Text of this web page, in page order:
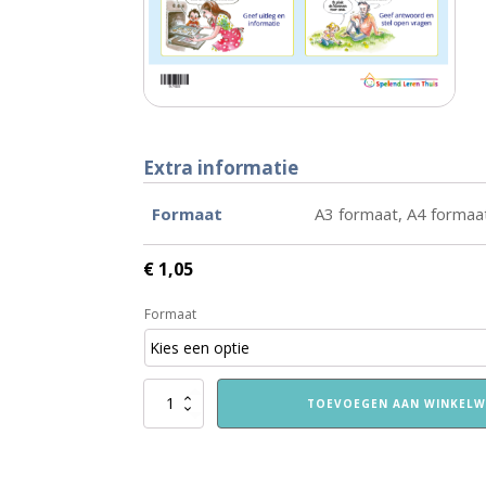
Extra informatie
Formaat A3 formaat, A4
€ 1,05
Formaat
TOEVOEGEN AAN